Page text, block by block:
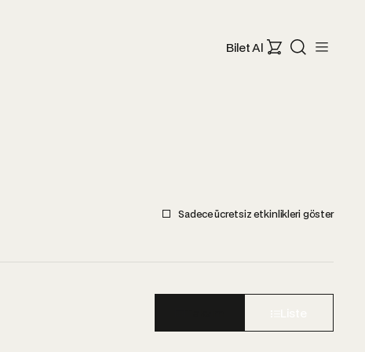
Bilet Al
Sadece ücretsiz etkinlikleri göster